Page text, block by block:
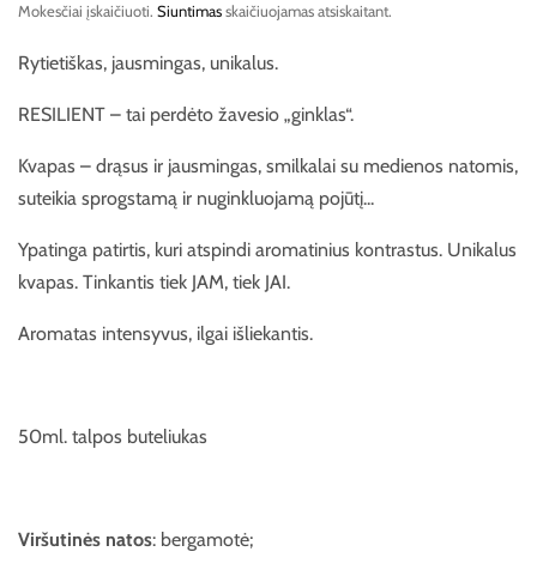
Mokesčiai įskaičiuoti. Siuntimasskaičiuojamas atsiskaitant.
Rytietiškas, jausmingas, unikalus.
RESILIENT – tai perdėto žavesio „ginklas“.
Kvapas – drąsus ir jausmingas, smilkalai su medienos natomis,
suteikia sprogstamą ir nuginkluojamą pojūtį...
Ypatinga patirtis, kuri atspindi aromatinius kontrastus. Unikalus
kvapas. Tinkantis tiek JAM, tiek JAI.
Aromatas intensyvus, ilgai išliekantis.
50ml. talpos buteliukas
Viršutinės natos: bergamotė;